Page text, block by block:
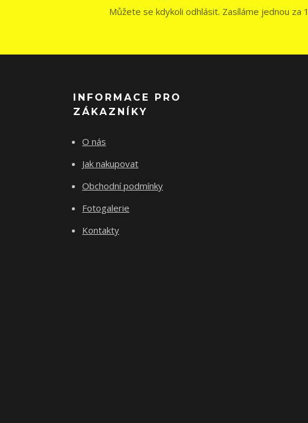
Můžete se kdykoli odhlásit. Zasíláme jednou za
INFORMACE PRO
ZÁKAZNÍKY
O nás
Jak nakupovat
Obchodní podmínky
Fotogalerie
Kontakty